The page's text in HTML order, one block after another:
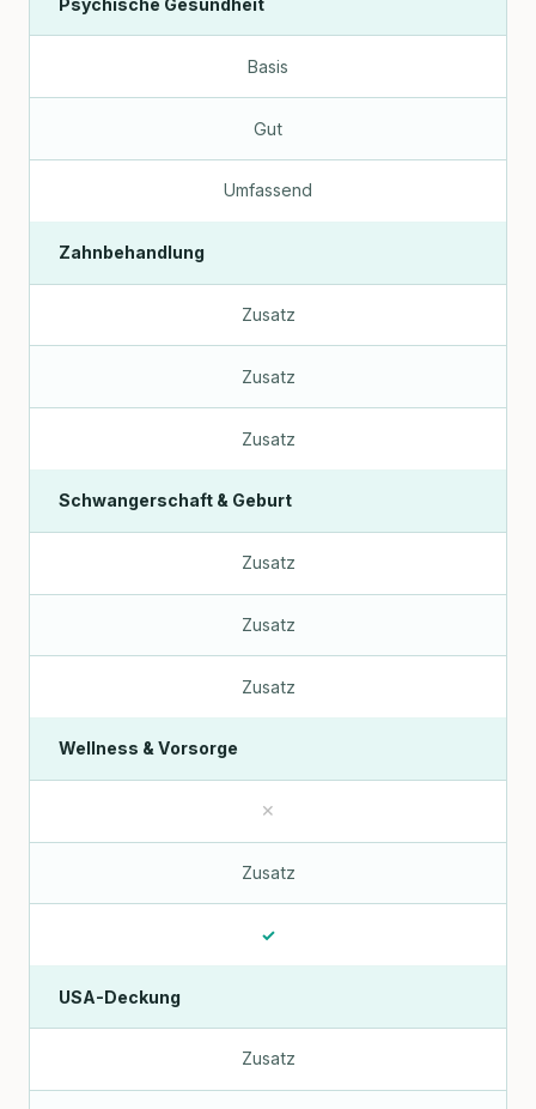
Psychische Gesundheit
Basis
Gut
Umfassend
Zahnbehandlung
Zusatz
Zusatz
Zusatz
Schwangerschaft & Geburt
Zusatz
Zusatz
Zusatz
Wellness & Vorsorge
✕
Zusatz
✓
USA-Deckung
Zusatz